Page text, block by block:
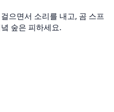
으면서 소리를 내고, 곰 스프
숲은 피하세요.